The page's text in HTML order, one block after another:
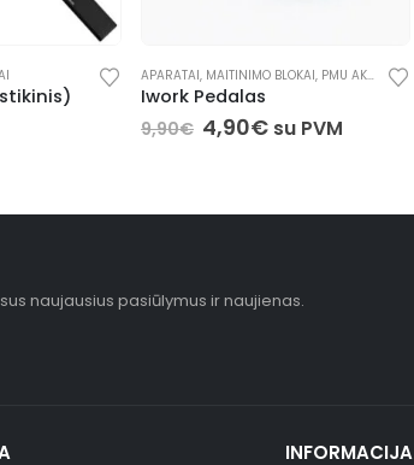
,PRIEDAI,TATTOO AKSESUARAI
PVM
PMU AKSESUARAI,PRIEDAI,TATTOO AKSESUARAI
Laikiklis rankenėlei
9,90€su PVM
naujausius pasiūlymus ir naujienas.
INFORMACIJA